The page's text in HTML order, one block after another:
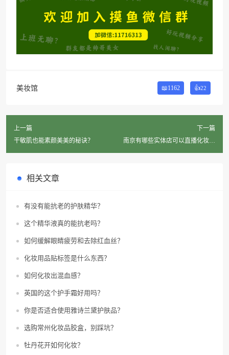
美妆馆 📖1162 👍22
上一篇
干敏肌也能素颜美美的秘诀？
下一篇
南京有哪些实体店可以直播化妆品
相关文章
有没有能抗老的护肤精华？
这个精华液真的能抗老吗？
如何缓解眼睛疲劳和去除红血丝？
化妆用品贴标签是什么东西？
如何化妆出混血感？
英国的这个护手霜好用吗？
你是否适合使用雅诗兰黛护肤品？
选购常州化妆品胶盒，别踩坑？
牡丹花开如何化妆？